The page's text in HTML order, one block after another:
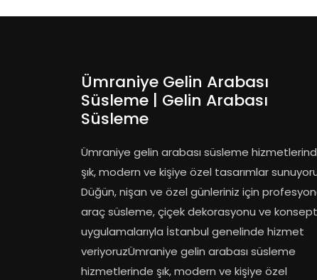
Ümraniye Gelin Arabası
Süsleme | Gelin Arabası
Süsleme
Ümraniye gelin arabası süsleme
şık, modern ve kişiye özel tasarımlar
Düğün, nişan ve özel günleriniz için
araç süsleme, çiçek dekorasyonu ve konsept
uygulamalarıyla İstanbul genelinde hizmet
veriyoruzÜmraniye gelin arabası süsleme
hizmetlerinde şık, modern ve kişiye özel